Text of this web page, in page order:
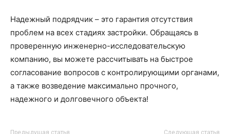
Надежный подрядчик – это гарантия отсутствия
проблем на всех стадиях застройки. Обращаясь в
проверенную инженерно-исследовательскую
компанию, вы можете рассчитывать на быстрое
согласование вопросов с контролирующими органами,
а также возведение максимально прочного,
надежного и долговечного объекта!
Предыдущая статья Следующая статья